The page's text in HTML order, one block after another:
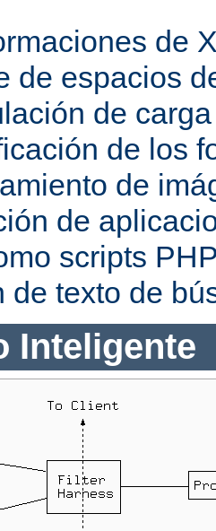
de
de espacios
de
de los
de
de
scripts
de texto de
Inteligente